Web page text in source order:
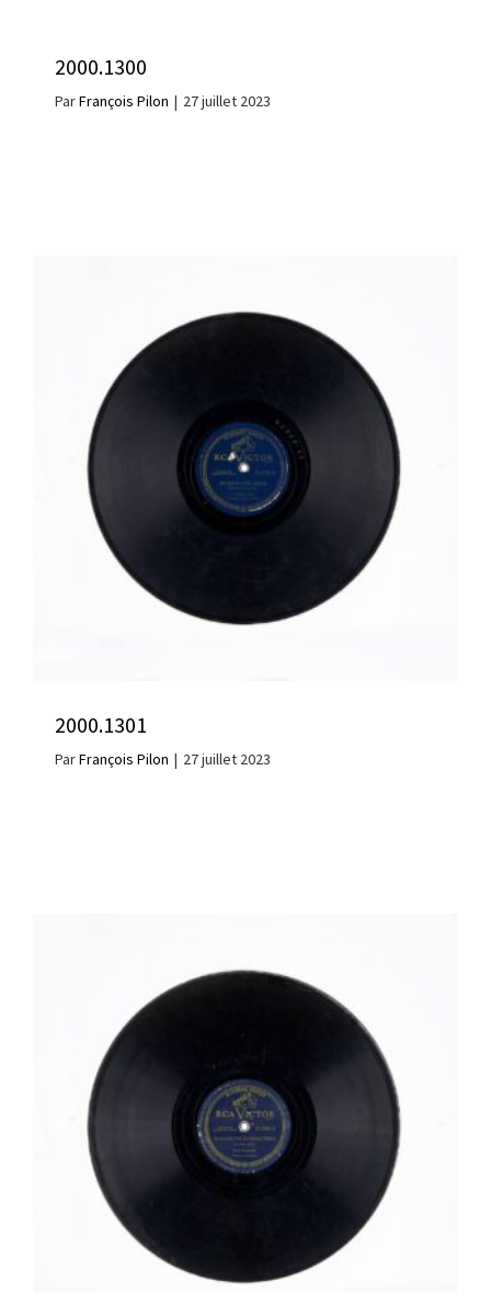
2000.1300
ParFrançois Pilon | 27 juillet 2023
2000.1301
ParFrançois Pilon | 27 juillet 2023